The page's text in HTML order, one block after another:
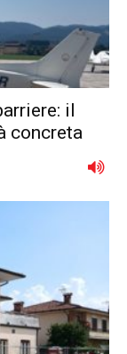
il
concreta